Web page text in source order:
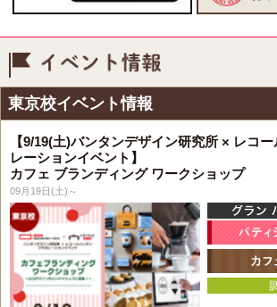
東京校イベント情報
【9/19(土)バンタンデザイン研究所 × レコ
レーションイベント】
カフェ ブランディング ワークショップ
09月19日(土)～